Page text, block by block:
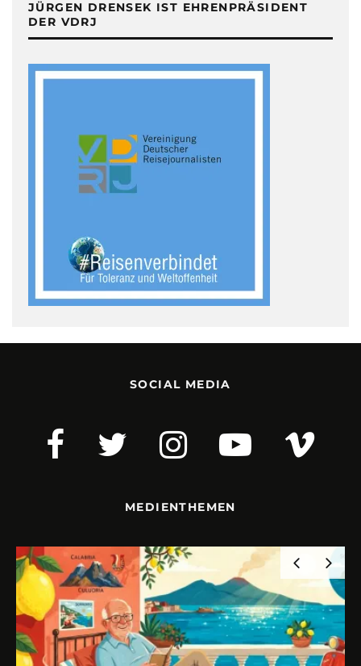
JÜRGEN DRENSEK IST EHRENPRÄSIDENT
DER VDRJ
SOCIAL MEDIA
MEDIENTHEMEN